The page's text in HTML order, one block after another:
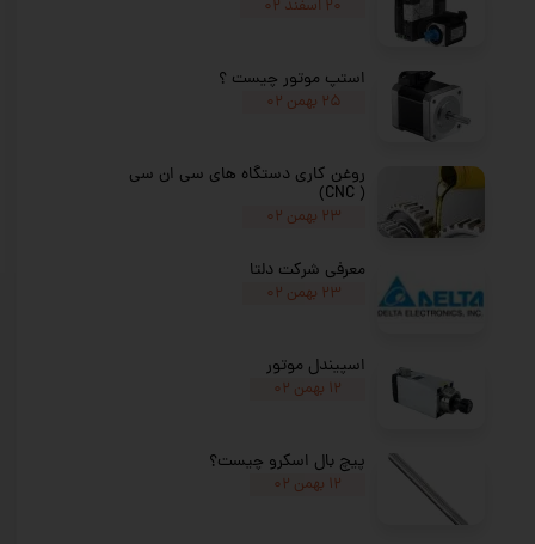
★★
۲۰ اسفند ۰۲
استپ موتور چیست ؟
۲۵ بهمن ۰۲
روغن کاری دستگاه های سی ان سی
( CNC)
۲۳ بهمن ۰۲
معرفی شرکت دلتا
۲۳ بهمن ۰۲
اسپیندل موتور
۱۲ بهمن ۰۲
پیچ بال اسکرو چیست؟
۱۲ بهمن ۰۲